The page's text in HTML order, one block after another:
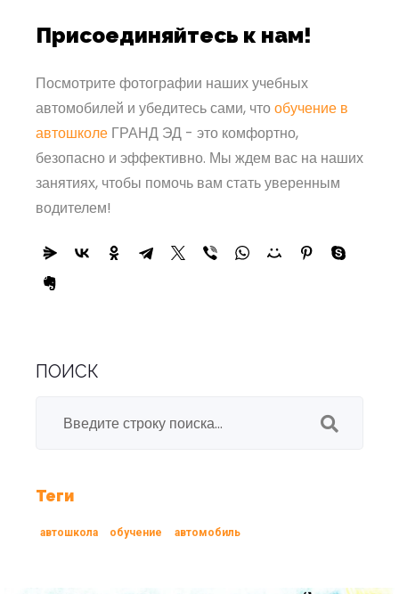
Присоединяйтесь к нам!
Посмотрите фотографии наших учебных
автомобилей и убедитесь сами, чтообучение в
автошколе ГРАНД ЭД - это комфортно,
безопасно и эффективно. Мы ждем вас на наших
занятиях, чтобы помочь вам стать уверенным
водителем!
ПОИСК
Теги
автошкола обучение автомобиль